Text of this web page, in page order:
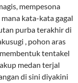
mempesona
kata-kata gagal
purba terakhir di
, pohon aras
tentakel
medan terjal
di sini diyakini